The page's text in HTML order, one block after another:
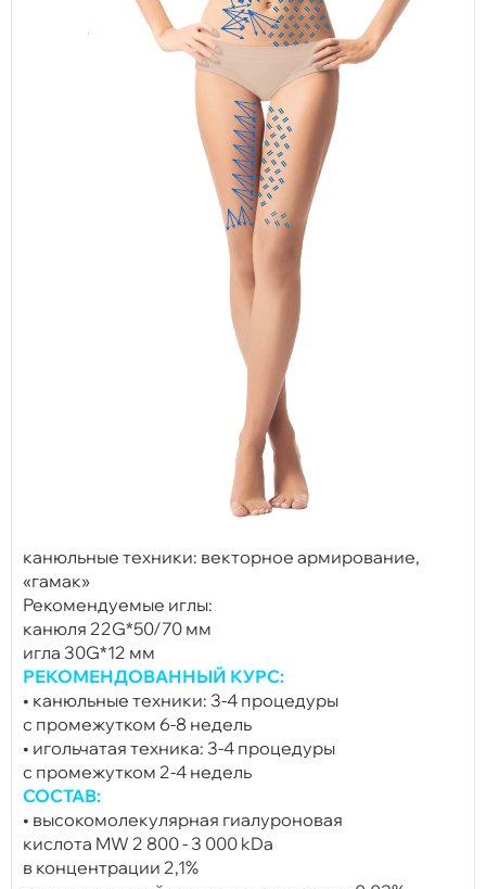
канюльные техники: векторное армирование,
«гамак»
Рекомендуемые иглы:
канюля 22G*50/70 мм
игла 30G*12 мм
РЕКОМЕНДОВАННЫЙ КУРС:
• канюльные техники: 3-4 процедуры
с промежутком 6-8 недель
• игольчатая техника: 3-4 процедуры
с промежутком 2-4 недель
СОСТАВ:
• высокомолекулярная гиалуроновая
кислота MW 2 800 - 3 000 kDa
в концентрации 2,1%